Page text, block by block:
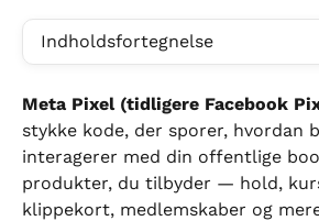
Indholdsfortegnelse
Meta Pixel (tidligere Facebook
stykke kode, der sporer, hvordan
interagerer med din offentlige
produkter, du tilbyder — hold,
klippekort, medlemskaber og